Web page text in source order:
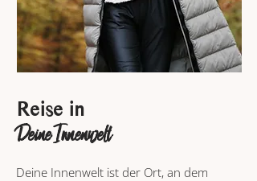
Reise in
Deine Innenwelt
Deine Innenwelt ist der Ort, an dem